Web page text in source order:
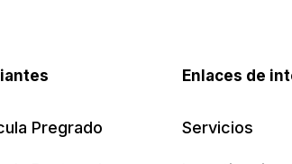
Pregrado
Enlaces de
Servicios